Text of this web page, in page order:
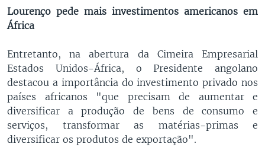
Lourenço pede mais investimentos americanos em
África
Entretanto, na abertura da Cimeira Empresarial
Estados Unidos-África, o Presidente angolano
destacou a importância do investimento privado nos
países africanos "que precisam de aumentar e
diversificar a produção de bens de consumo e
serviços, transformar as matérias-primas e
diversificar os produtos de exportação".